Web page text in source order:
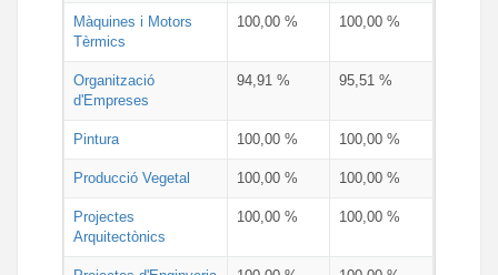
Màquines i Motors
Tèrmics
100,00 % 100,00 %
Organització
d'Empreses
94,91 % 95,51 %
Pintura 100,00 % 100,00 %
Producció Vegetal 100,00 % 100,00 %
Projectes
Arquitectònics
100,00 % 100,00 %